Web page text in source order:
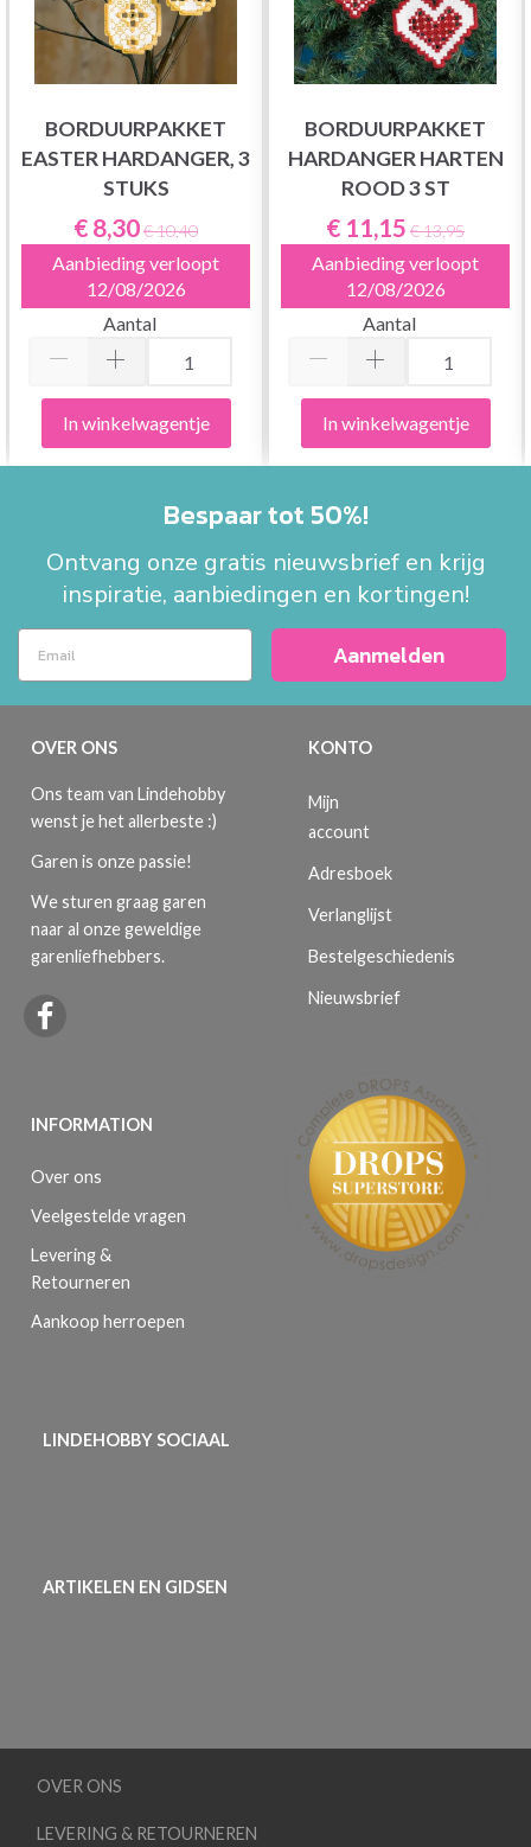
BORDUURPAKKET
EASTER HARDANGER, 3
STUKS
€ 8,30€ 10,40
Aanbieding verloopt
12/08/2026
Aantal
In winkelwagentje
BORDUURPAKKET
HARDANGER HARTEN
ROOD 3 ST
€ 11,15 € 13,95
Aanbieding verloopt
12/08/2026
Aantal
In winkelwagentje
Bespaar tot 50%!
Ontvang onze gratis nieuwsbrief en krijg
inspiratie, aanbiedingen en kortingen!
Aanmelden
OVER ONS
Ons team van Lindehobby
wenst je het allerbeste :)
Garen is onze passie!
We sturen graag garen
naar al onze geweldige
garenliefhebbers.
INFORMATION
Over ons
Veelgestelde vragen
Levering &
Retourneren
Aankoop herroepen
KONTO
Mijn
account
Adresboek
Verlanglijst
Bestelgeschiedenis
Nieuwsbrief
LINDEHOBBY SOCIAAL
ARTIKELEN EN GIDSEN
OVER ONS
LEVERING & RETOURNEREN